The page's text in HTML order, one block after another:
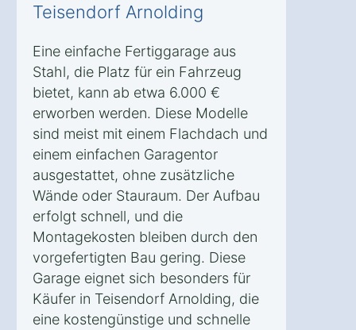
Teisendorf Arnolding
Eine einfache Fertiggarage aus
Stahl, die Platz für ein Fahrzeug
bietet, kann ab etwa 6.000 €
erworben werden. Diese Modelle
sind meist mit einem Flachdach und
einem einfachen Garagentor
ausgestattet, ohne zusätzliche
Wände oder Stauraum. Der Aufbau
erfolgt schnell, und die
Montagekosten bleiben durch den
vorgefertigten Bau gering. Diese
Garage eignet sich besonders für
Käufer in Teisendorf Arnolding, die
eine kostengünstige und schnelle